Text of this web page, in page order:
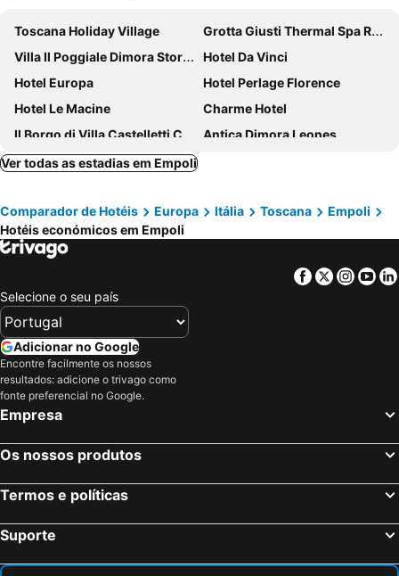
Toscana Holiday Village
Grotta Giusti Thermal Spa Resort Tuscany, Autograph Collection
Villa Il Poggiale Dimora Storica
Hotel Da Vinci
Hotel Europa
Hotel Perlage Florence
Hotel Le Macine
Charme Hotel
Il Borgo di Villa Castelletti Country Hotel
Antica Dimora Leones
Villa I Barronci Resort & Spa
Hotel San Miniato
Hotel Tenuta di Artimino Meliá Collection
Villa La Malva
L'Antica Sosta
Residence Belvedere
Gatto Bianco Tizzauli
B&B Villa Le Farnete
Montegufoni 4
Le Mandrie di Ripalta
Castelmartini Wellness & Business Hotel
Hotel Delfina
Agriturismo Poggio de Papi
Hotel Firenze Business
Ver todas as estadias em Empoli
Comparador de Hotéis Europa Itália Toscana
Empoli
Hotéis económicos em Empoli
Facebook
Twitter
Selecione o seu país
Adicionar no Google
Encontre facilmente os nossos
resultados: adicione o trivago como
fonte preferencial no Google.
Empresa
Os nossos produtos
Termos e políticas
Suporte